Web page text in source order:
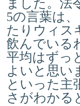
ました。法
5の言葉は
たりウィス
飲んでいる
平均はずっ
よいと思い
といった主
さがわかる